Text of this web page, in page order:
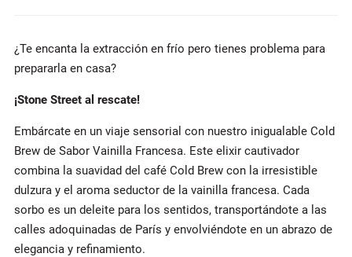
¿Te encanta la extracción en frío pero tienes problema para
prepararla en casa?
¡Stone Street al rescate!
Embárcate en un viaje sensorial con nuestro inigualable Cold
Brew de Sabor Vainilla Francesa. Este elixir cautivador
combina la suavidad del café Cold Brew con la irresistible
dulzura y el aroma seductor de la vainilla francesa. Cada
sorbo es un deleite para los sentidos, transportándote a las
calles adoquinadas de París y envolviéndote en un abrazo de
elegancia y refinamiento.